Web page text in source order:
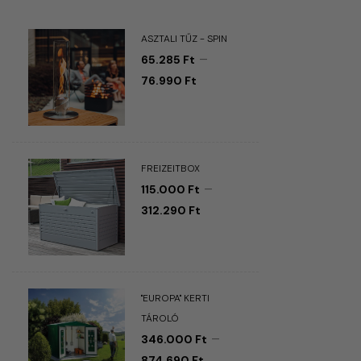
ASZTALI TŰZ - SPIN
65.285 Ft –
76.990 Ft
FREIZEITBOX
115.000 Ft –
312.290 Ft
"EUROPA" KERTI
TÁROLÓ
346.000 Ft –